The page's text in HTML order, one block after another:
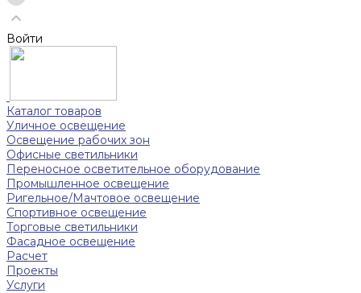
Войти
Каталог товаров
Уличное освещение
Освещение рабочих зон
Офисные светильники
Переносное осветительное оборудование
Промышленное освещение
Ригельное/Мачтовое освещение
Спортивное освещение
Торговые светильники
Фасадное освещение
Расчет
Проекты
Услуги